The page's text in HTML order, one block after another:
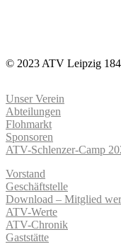
© 2023 ATV Leipzig
Unser Verein
Abteilungen
Flohmarkt
Sponsoren
ATV-Schlenzer-Camp
Vorstand
Geschäftstelle
Download – Mitglied
ATV-Werte
ATV-Chronik
Gaststätte